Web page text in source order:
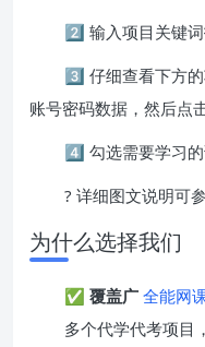
2️⃣ 输入项目关键
3️⃣ 仔细查看下方
账号密码数据，然后点
4️⃣ 勾选需要学习
? 详细图文说明可
为什么选择我们
✅ 覆盖广 全能网
多个代学代考项目